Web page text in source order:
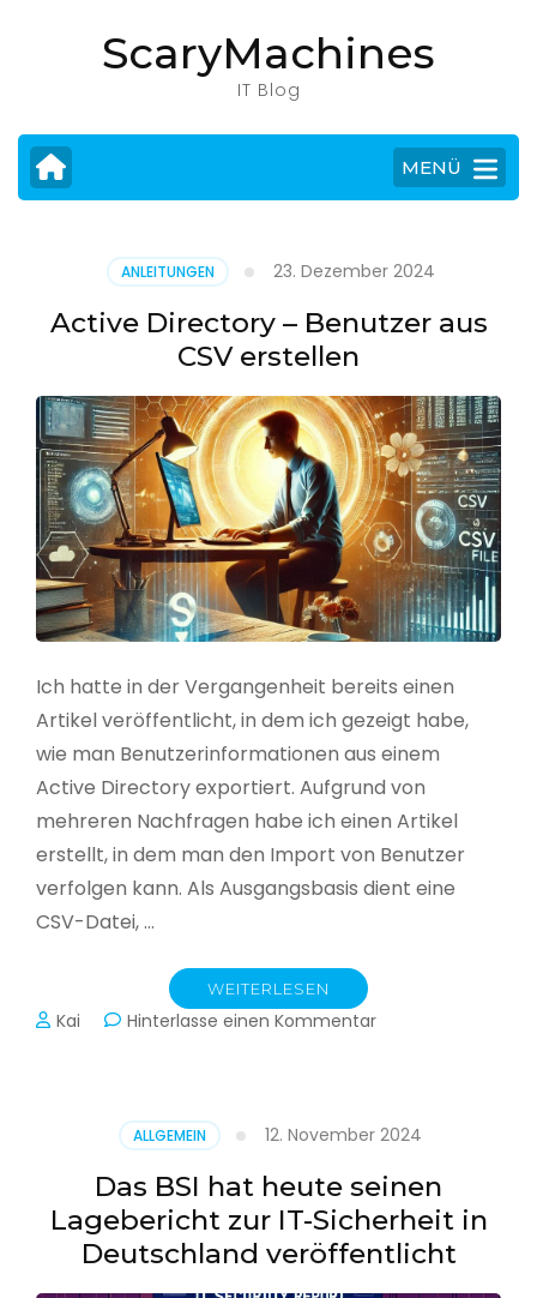
drücken)
ScaryMachines
IT Blog
MENÜ
ANLEITUNGEN 23. Dezember 2024
Active Directory – Benutzer aus
CSV erstellen
Ich hatte in der Vergangenheit bereits einen
Artikel veröffentlicht, in dem ich gezeigt habe,
wie man Benutzerinformationen aus einem
Active Directory exportiert. Aufgrund von
mehreren Nachfragen habe ich einen Artikel
erstellt, in dem man den Import von Benutzer
verfolgen kann. Als Ausgangsbasis dient eine
CSV-Datei, …
WEITERLESEN
Kai Hinterlasse einen Kommentarzu
aus
CSV
erstellen
ALLGEMEIN 12. November 2024
Das BSI hat heute seinen
Lagebericht zur IT-Sicherheit in
Deutschland veröffentlicht